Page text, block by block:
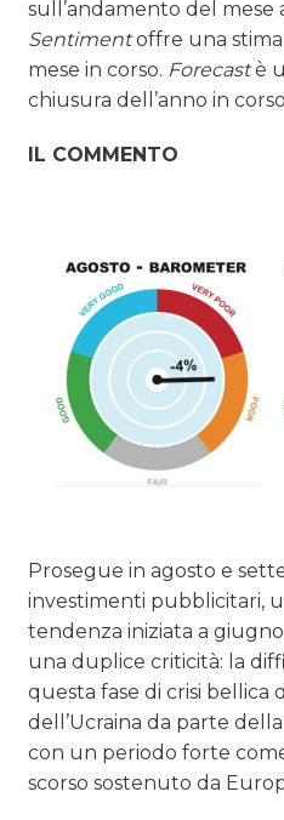
sull’andamento del mese
Sentimentoffre una stima
mese in corso. Forecastè
chiusura dell’anno in
IL COMMENTO
Prosegue in agosto e
investimenti pubblicitari,
tendenza iniziata a
una duplice criticità: la
questa fase di crisi bellica
dell’Ucraina da parte
con un periodo forte
scorso sostenuto da